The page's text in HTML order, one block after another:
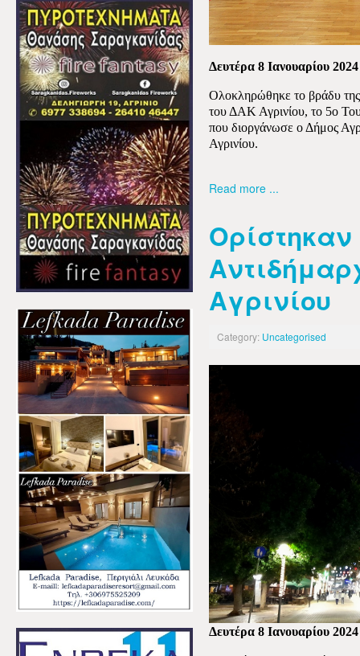
Δευτέρα 8 Ιανουαρίου 2024
Ολοκληρώθηκε το βράδυ
του ΔΑΚ Αγρινίου, το 5ο
που διοργάνωσε ο Δήμος
Αγρινίου.
Read more ...
Ορίστηκαν
Αγρινίου
Category: Uncategorised
Δευτέρα 8 Ιανουαρίου 2024